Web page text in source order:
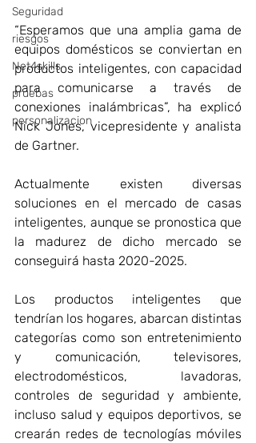
Seguridad
riesgos
Net4skills
pruebas
personalizacion
“Esperamos que una amplia gama de
equipos domésticos se conviertan en
productos inteligentes, con capacidad
para comunicarse a través de
conexiones inalámbricas”, ha explicó
Nick Jones, vicepresidente y analista
de Gartner.
Actualmente existen diversas
soluciones en el mercado de casas
inteligentes, aunque se pronostica que
la madurez de dicho mercado se
conseguirá hasta 2020-2025.
Los productos inteligentes que
tendrían los hogares, abarcan distintas
categorías como son entretenimiento
y comunicación, televisores,
electrodomésticos, lavadoras,
controles de seguridad y ambiente,
incluso salud y equipos deportivos, se
crearán redes de tecnologías móviles